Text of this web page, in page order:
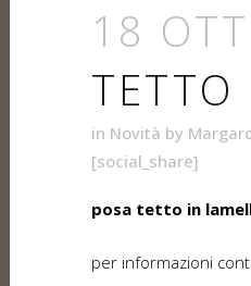
18 OTT
TETTO
in Novità by
[social_share]
posa tetto in
per informazioni